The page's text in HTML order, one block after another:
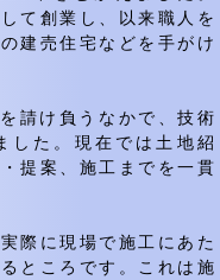
て創業し、以来職人を
建売住宅などを手がけ
請け負うなかで、技術
した。現在では土地紹
提案、施工までを一貫
際に現場で施工にあた
ところです。これは施